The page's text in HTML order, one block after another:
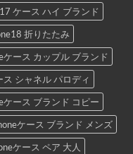
ケース ハイ ブランド
折りたたみ
ケース カップル ブランド
ス シャネル パロディ
ケース ブランド コピー
ケース ブランド メンズ
ケース ペア 大人